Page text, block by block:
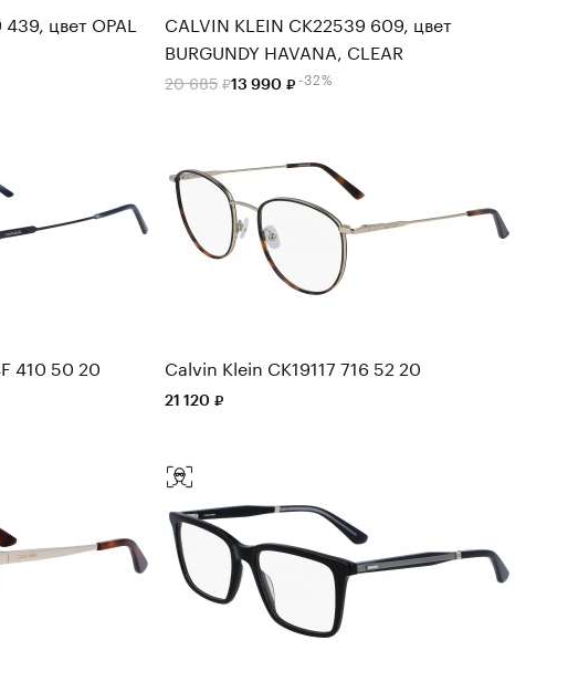
цвет OPAL
CALVIN KLEIN CK22539 609, цвет
BURGUNDY HAVANA, CLEAR
20 685 13 990 -32%
410 50 20 Calvin Klein CK19117 716 52 20
21 120